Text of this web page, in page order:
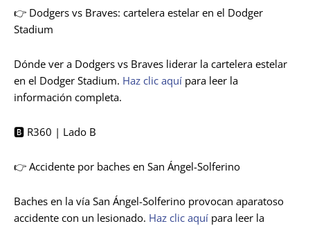
👉 Dodgers vs Braves: cartelera estelar en el Dodger
Stadium
Dónde ver a Dodgers vs Braves liderar la cartelera estelar
en el Dodger Stadium. Haz clic aquí para leer la
información completa.
🅱️ R360 | Lado B
👉 Accidente por baches en San Ángel-Solferino
Baches en la vía San Ángel-Solferino provocan aparatoso
accidente con un lesionado. Haz clic aquí para leer la